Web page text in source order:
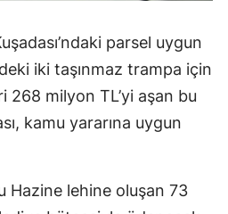
parsel uygun
iki taşınmaz trampa için
268 milyon TL’yi aşan bu
kamu yararına uygun
Hazine lehine oluşan 73